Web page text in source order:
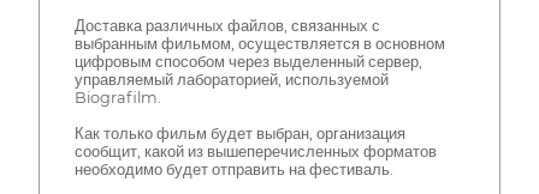
Доставка различных файлов, связанных с
выбранным фильмом, осуществляется в основном
цифровым способом через выделенный сервер,
управляемый лабораторией, используемой
Biografilm.
Как только фильм будет выбран, организация
сообщит, какой из вышеперечисленных форматов
необходимо будет отправить на фестиваль.